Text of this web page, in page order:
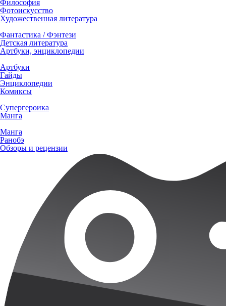
Философия
Фотоискусство
Художественная литература
Фантастика / Фэнтези
Детская литература
Артбуки, энциклопедии
Артбуки
Гайды
Энциклопедии
Комиксы
Супергероика
Манга
Манга
Ранобэ
Обзоры и рецензии